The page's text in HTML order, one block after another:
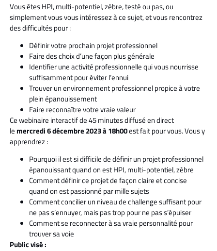
Vous êtes HPI, multi-potentiel, zèbre, testé ou pas, ou
simplement vous vous intéressez à ce sujet, et vous rencontrez
des difficultés pour :
Définir votre prochain projet professionnel
Faire des choix d’une façon plus générale
Identifier une activité professionnelle qui vous nourrisse
suffisamment pour éviter l’ennui
Trouver un environnement professionnel propice à votre
plein épanouissement
Faire reconnaître votre vraie valeur
Ce webinaire interactif de 45 minutes diffusé en direct
le mercredi 6 décembre 2023 à 18h00est fait pour vous. Vous y
apprendrez :
Pourquoi il est si difficile de définir un projet professionnel
épanouissant quand on est HPI, multi-potentiel, zèbre
Comment définir ce projet de façon claire et concise
quand on est passionné par mille sujets
Comment concilier un niveau de challenge suffisant pour
ne pas s’ennuyer, mais pas trop pour ne pas s’épuiser
Comment se reconnecter à sa vraie personnalité pour
trouver sa voie
Public visé :